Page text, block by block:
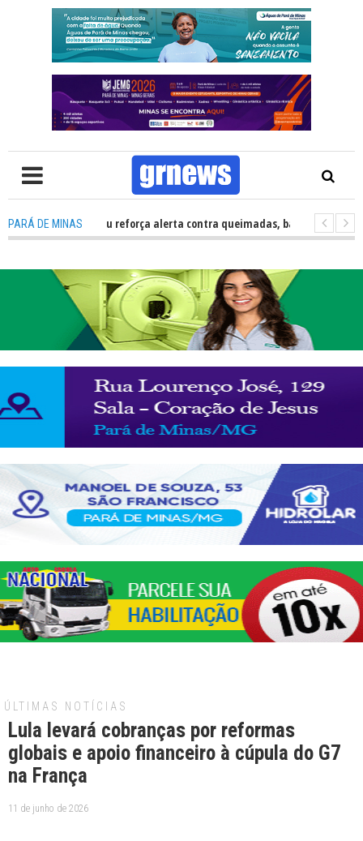
PARÁ DE MINAS
do Cajuru reforça alerta contra queimadas, baixa umidade e
ÚLTIMAS NOTÍCIAS
Lula levará cobranças por reformas
globais e apoio financeiro à cúpula do G7
na França
11 de junho de 2026